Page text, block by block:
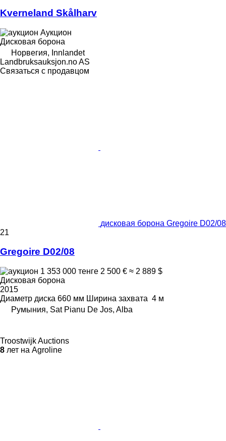
Kverneland Skålharv
Аукцион
Дисковая борона
Норвегия, Innlandet
Landbruksauksjon.no AS
Связаться с продавцом
дисковая борона Gregoire D02/08
21
Gregoire D02/08
1 353 000 тенге 2 500 € ≈ 2 889 $
Дисковая борона
2015
Диаметр диска 660 мм Ширина захвата 4 м
Румыния, Sat Pianu De Jos, Alba
Troostwijk Auctions
8 лет на Agroline